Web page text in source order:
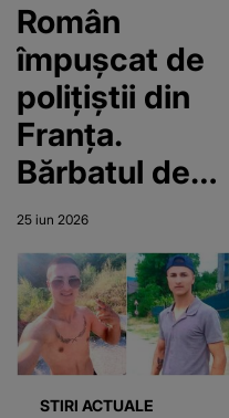
Român
împușcat de
polițiștii din
Franța.
Bărbatul de
23 de ani
încerca să
fugă de
forțele de
ordine când a
fost lovit
25 iun 2026
STIRI ACTUALE